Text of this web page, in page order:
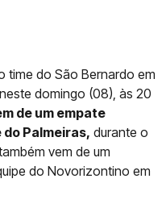
time do São Bernardo em
domingo (08), às 20
de um empate
Palmeiras, durante o
vem de um
do Novorizontino em